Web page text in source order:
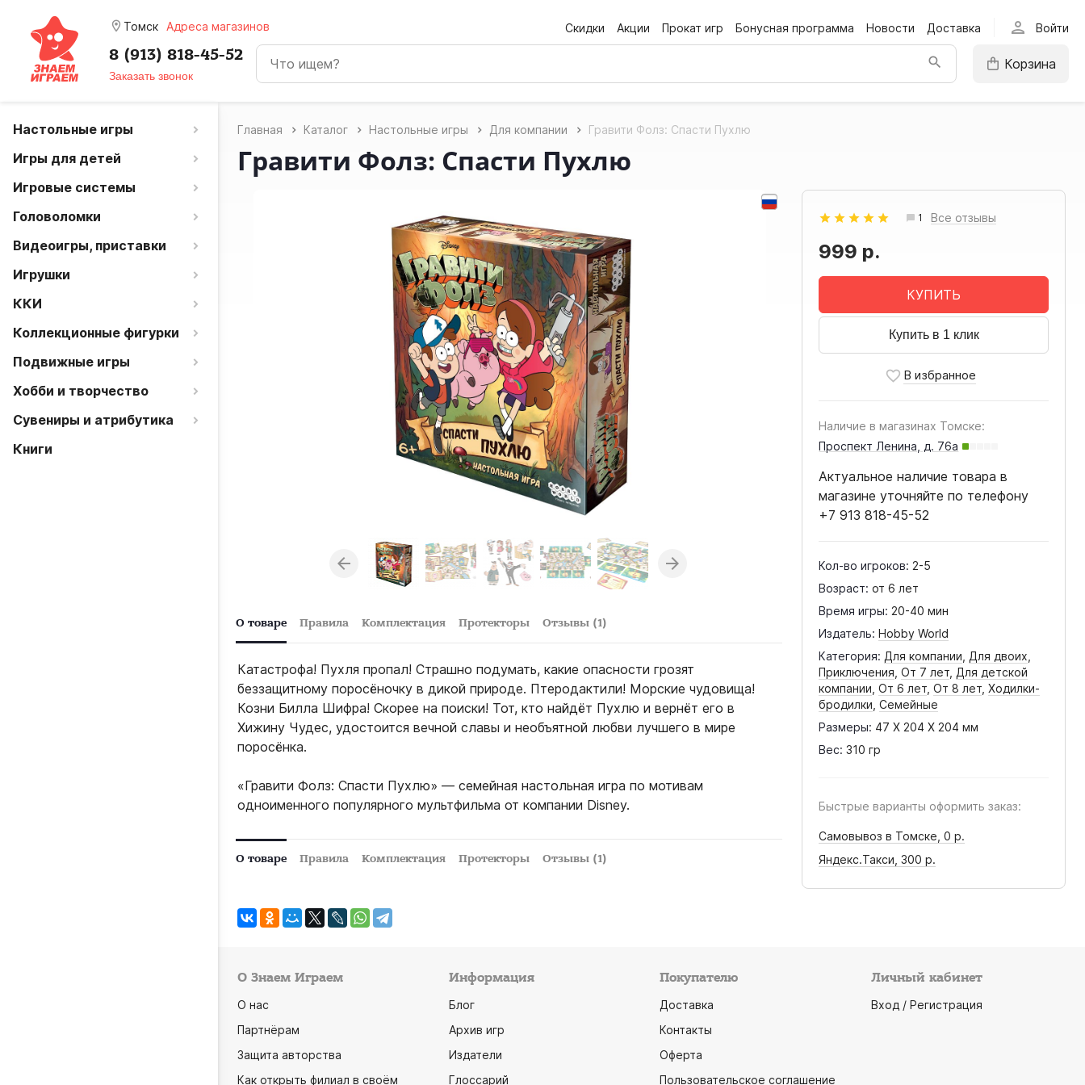
room Томск Адреса магазинов Скидки Акции Прокат игр Бонусная программа Новости Доставка person Войти
8 (913) 818-45-52
Заказать звонок
Корзина
Настольные игры
Игры для детей
Игровые системы
Головоломки
Видеоигры, приставки
Игрушки
ККИ
Коллекционные фигурки
Подвижные игры
Хобби и творчество
Сувениры и атрибутика
Книги
Главная Каталог Настольные игры Для компании Гравити Фолз: Спасти Пухлю
Гравити Фолз: Спасти Пухлю
1 Все отзывы
999 р.
КУПИТЬ
Купить в 1 клик
Наличие в магазинах Томске:
Проспект Ленина, д. 76а
Актуальное наличие товара в
магазине уточняйте по телефону
+7 913 818-45-52
Кол-во игроков: 2-5
Возраст: от 6 лет
Время игры: 20-40 мин
Издатель: Hobby World
Категория: Для компании Для двоих
Приключения ,От 7 лет Для детской
компании ,От 6 лет ,От 8 лет ,Ходилки-
бродилки ,Семейные
Размеры: 47 X 204 X 204 мм
Вес: 310 гр
Быстрые варианты оформить заказ:
Самовывоз в Томске, 0 р.
Яндекс.Такси, 300 р.
О товаре Правила Комплектация Протекторы Отзывы (1)
Катастрофа! Пухля пропал! Страшно подумать, какие опасности грозят
беззащитному поросёночку в дикой природе. Птеродактили! Морские чудовища!
Козни Билла Шифра! Скорее на поиски! Тот, кто найдёт Пухлю и вернёт его в
Хижину Чудес, удостоится вечной славы и необъятной любви лучшего в мире
поросёнка.
«Гравити Фолз: Спасти Пухлю» — семейная настольная игра по мотивам
одноименного популярного мультфильма от компании Disney.
О товаре Правила Комплектация Протекторы Отзывы (1)
О Знаем Играем
О нас
Партнёрам
Защита авторства
Как открыть филиал в своём
Информация
Блог
Архив игр
Издатели
Глоссарий
Покупателю
Доставка
Контакты
Оферта
Пользовательское соглашение
Личный кабинет
Вход / Регистрация